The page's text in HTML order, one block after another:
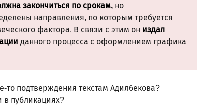
закончиться по срокам, но
направления, по которым требуется
фактора. В связи с этим он издал
данного процесса с оформлением графика
подтверждения текстам Адилбекова?
в публикациях?